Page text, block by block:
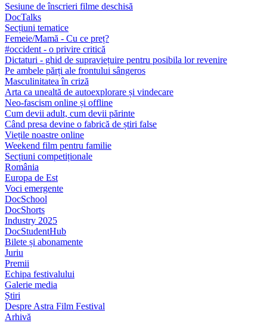
Sesiune de înscrieri filme deschisă
DocTalks
Secțiuni tematice
Femeie/Mamă - Cu ce preț?
#occident - o privire critică
Dictaturi - ghid de supraviețuire pentru posibila lor revenire
Pe ambele părți ale frontului sângeros
Masculinitatea în criză
Arta ca unealtă de autoexplorare și vindecare
Neo-fascism online și offline
Cum devii adult, cum devii părinte
Când presa devine o fabrică de știri false
Viețile noastre online
Weekend film pentru familie
Secțiuni competiționale
România
Europa de Est
Voci emergente
DocSchool
DocShorts
Industry 2025
DocStudentHub
Bilete și abonamente
Juriu
Premii
Echipa festivalului
Galerie media
Știri
Despre Astra Film Festival
Arhivă